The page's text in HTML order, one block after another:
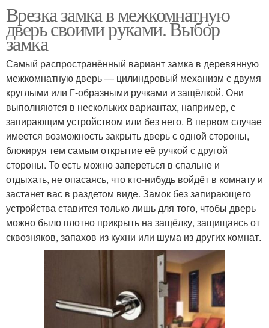
Врезка замка в межкомнатную
дверь своими руками. Выбор
замка
Самый распространённый вариант замка в деревянную
межкомнатную дверь — цилиндровый механизм с двумя
круглыми или Г-образными ручками и защёлкой. Они
выполняются в нескольких вариантах, например, с
запирающим устройством или без него. В первом случае
имеется возможность закрыть дверь с одной стороны,
блокируя тем самым открытие её ручкой с другой
стороны. То есть можно запереться в спальне и
отдыхать, не опасаясь, что кто-нибудь войдёт в комнату и
застанет вас в раздетом виде. Замок без запирающего
устройства ставится только лишь для того, чтобы дверь
можно было плотно прикрыть на защёлку, защищаясь от
сквозняков, запахов из кухни или шума из других комнат.